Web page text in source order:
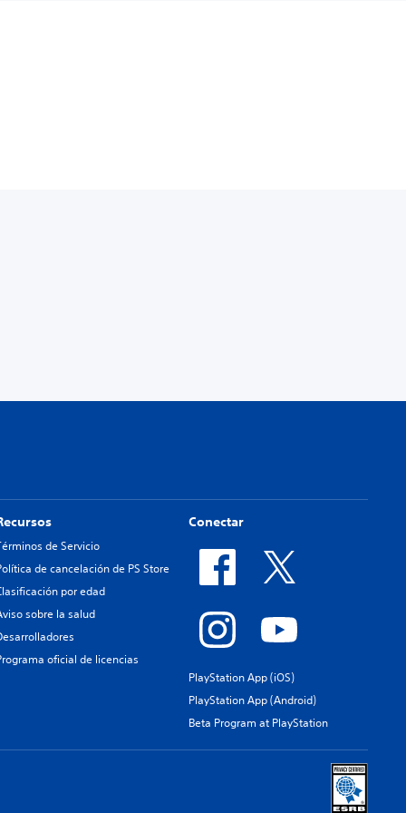
de Servicio
de cancelación de PS Store
por edad
sobre la salud
oficial de licencias
Conectar
PlayStation App (iOS)
PlayStation App (Android)
Beta Program at PlayStation